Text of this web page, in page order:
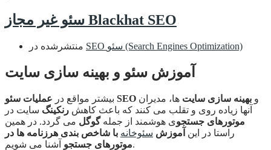
سئو غیر مجاز Blackhat SEO
منتشرشده در SEO سئو (Search Engines Optimization)
آموزش سئو و بهینه سازی سایت
بیشتر مواقع در عملیات سئو SEO و بهینه سازی سایت ها، مدیران
آنها زیاده روی و تقلب می کنند که باعث کاهش رنکینگ سایت در
موتورهای جستجوی هوشمند از جملهگوگل می گردد. در همین
راستا در این آموزش سئوخانه با شاخص بندی هرزنامه ها در
موتورهای جستجوآشنا می شویم.